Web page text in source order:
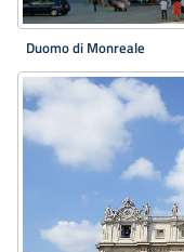
Duomo di Monreale